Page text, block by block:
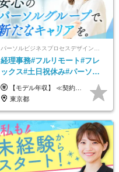
経理事務#フルリモート#フレ
ックス#土日祝休み#パーソル
グループ#年休120日以上#正社
員登用あり#服装自由
【モデル年収】 ≪契約社員≫ 年収330万円 (基本給23万 ＋ 地区手当3万円 ＋ 賞与)：都内在住 年収264万円 (基本給21万 ＋ 賞与)：静岡県在住 --------------- ●月給21万円～28万9900円＋賞与（年2回）＋各種手当 ●1年目想定給与：年収264万円～364万円 ●経験やスキルに応じて優遇します！ ※お住まいの地域により0～3万円の地区手当を支給しております ※試用期間中（3ヶ月間）の雇用形態および待遇に差異はありません ※残業代については選考時に詳細をご説明します ※通算契約期間の上限は5年となります ≪アルバイト≫ ●時給1,250円～2,300円 ●経験やスキルに応じて優遇します！ ●ご希望に応じ、扶養内での勤務も可能です！ ※試用期間中の雇用形態および待遇に差異はありません
東京都